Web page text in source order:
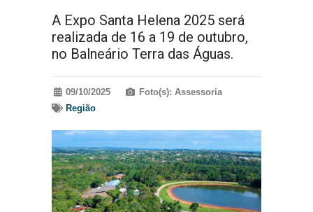
A Expo Santa Helena 2025 será
realizada de 16 a 19 de outubro,
no Balneário Terra das Águas.
09/10/2025
Foto(s): Assessoria
Região